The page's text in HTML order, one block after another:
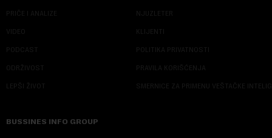
PRIČE I ANALIZE
VIDEO
PODCAST
ODRŽIVOST
LEPŠI ŽIVOT
NJUZLETER
KLIJENTI
POLITIKA PRIVATNOSTI
PRAVILA KORIŠĆENJA
SMERNICE ZA PRIMENU VEŠTAČKE
BUSSINES INFO GROUP